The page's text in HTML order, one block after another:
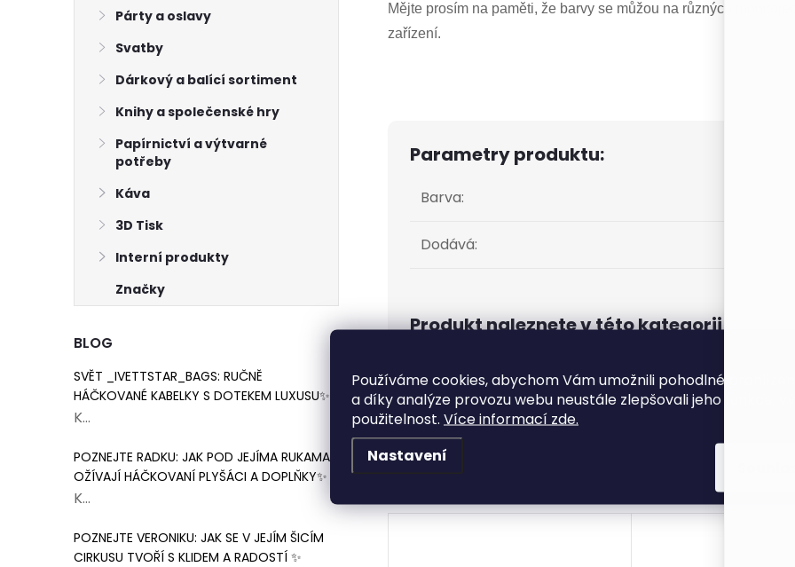
Používáme cookies, abychom Vám umožnili pohodlné prohlížení
a díky analýze provozu webu neustále zlepšovali jeho funkce,
použitelnost. Více informací zde.
Nastavení
Párty a oslavy
Svatby
Dárkový a balící sortiment
Knihy a společenské hry
Papírnictví a výtvarné
potřeby
Káva
3D Tisk
Interní produkty
Značky
BLOG
SVĚT _IVETTSTAR_BAGS: RUČNĚ
HÁČKOVANÉ KABELKY S DOTEKEM LUXUSU✨
K...
POZNEJTE RADKU: JAK POD JEJÍMA RUKAMA
OŽÍVAJÍ HÁČKOVANÍ PLYŠÁCI A DOPLŇKY✨
K...
POZNEJTE VERONIKU: JAK SE V JEJÍM ŠICÍM
CIRKUSU TVOŘÍ S KLIDEM A RADOSTÍ ✨
Mějte prosím na paměti, že barvy se můžou na různých
zařízení.
Parametry produktu:
Barva:
Dodává:
Produkt naleznete v této kategorii